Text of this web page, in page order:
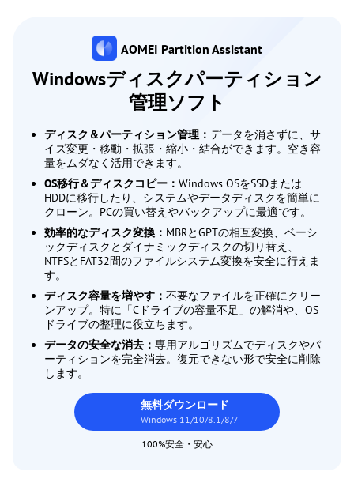
AOMEI Partition Assistant
Windowsディスクパーティション
管理ソフト
ディスク＆パーティション管理： データを消さずに、サ
イズ変更・移動・拡張・縮小・結合ができます。空き容
量をムダなく活用できます。
OS移行＆ディスクコピー： Windows OSをSSDまたは
HDDに移行したり、システムやデータディスクを簡単に
クローン。PCの買い替えやバックアップに最適です。
効率的なディスク変換： MBRとGPTの相互変換、ベーシ
ックディスクとダイナミックディスクの切り替え、
NTFSとFAT32間のファイルシステム変換を安全に行えま
す。
ディスク容量を増やす： 不要なファイルを正確にクリー
ンアップ。特に「Cドライブの容量不足」の解消や、OS
ドライブの整理に役立ちます。
データの安全な消去： 専用アルゴリズムでディスクやパ
ーティションを完全消去。復元できない形で安全に削除
します。
無料ダウンロード
Windows 11/10/8.1/8/7
100%安全・安心